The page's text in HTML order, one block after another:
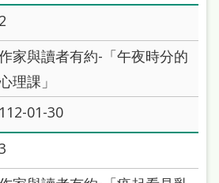
2
家與讀者有約-「午夜時分的
理課」
112-01-30